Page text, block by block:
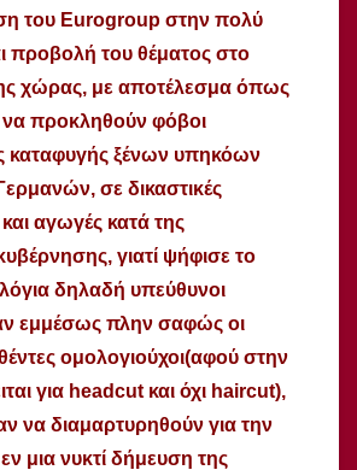
του Eurogroup στην πολύ
προβολή του θέματος στο
χώρας, με αποτέλεσμα όπως
να προκληθούν φόβοι
καταφυγής ξένων υπηκόων
σε δικαστικές
και αγωγές κατά της
γιατί ψήφισε το
δηλαδή υπεύθυνοι
εμμέσως πλην σαφώς οι
ομολογιούχοι(αφού στην
για headcut και όχι haircut),
να διαμαρτυρηθούν για την
μια νυκτί δήμευση της